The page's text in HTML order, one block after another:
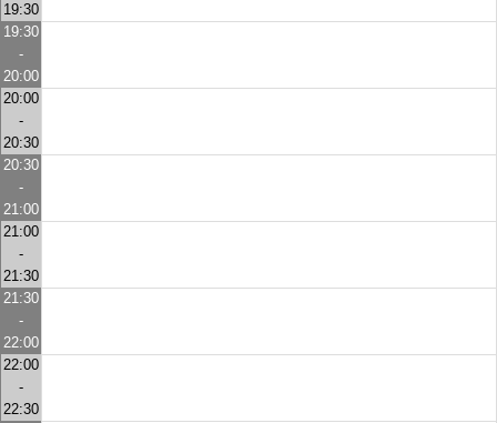
19:30
19:30
-
20:00
20:00
-
20:30
20:30
-
21:00
21:00
-
21:30
21:30
-
22:00
22:00
-
22:30